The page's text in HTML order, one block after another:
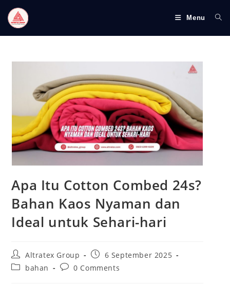
Menu
Apa Itu Cotton Combed 24s?
Bahan Kaos Nyaman dan
Ideal untuk Sehari-hari
P
o
s
Altratex Group
P
s
6 September 2025
P
bahan
P
0 Comments